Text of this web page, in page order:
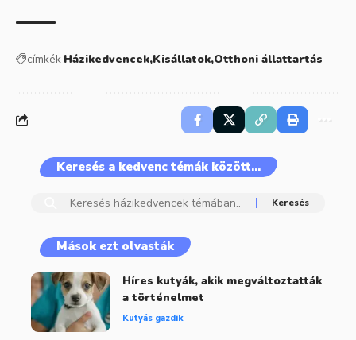
címkék Házikedvencek Kisállatok Otthoni állattartás
Keresés a kedvenc témák között…
Mások ezt olvasták
Híres kutyák, akik megváltoztatták
a történelmet
Kutyás gazdik